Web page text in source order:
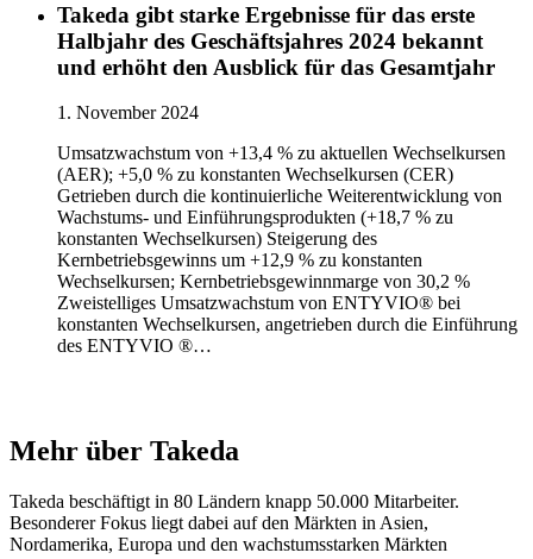
Takeda gibt starke Ergebnisse für das erste
Halbjahr des Geschäftsjahres 2024 bekannt
und erhöht den Ausblick für das Gesamtjahr
1. November 2024
Umsatzwachstum von +13,4 % zu aktuellen Wechselkursen
(AER); +5,0 % zu konstanten Wechselkursen (CER)
Getrieben durch die kontinuierliche Weiterentwicklung von
Wachstums- und Einführungsprodukten (+18,7 % zu
konstanten Wechselkursen) Steigerung des
Kernbetriebsgewinns um +12,9 % zu konstanten
Wechselkursen; Kernbetriebsgewinnmarge von 30,2 %
Zweistelliges Umsatzwachstum von ENTYVIO® bei
konstanten Wechselkursen, angetrieben durch die Einführung
des ENTYVIO ®…
Mehr über Takeda​
Takeda beschäftigt in 80 Ländern knapp 50.000 Mitarbeiter.
Besonderer Fokus liegt dabei auf den Märkten in Asien,
Nordamerika, Europa und den wachstumsstarken Märkten